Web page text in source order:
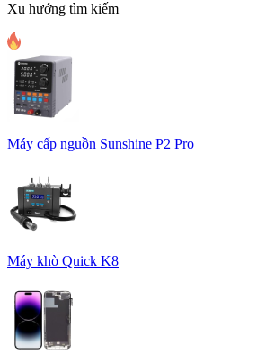
Xu hướng tìm kiếm
Máy cấp nguồn Sunshine P2 Pro
Máy khò Quick K8